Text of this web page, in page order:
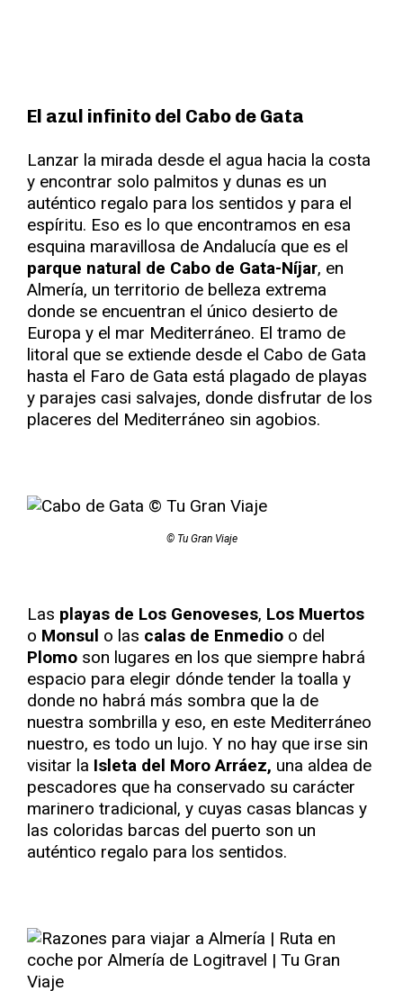
El azul infinito del Cabo de Gata
Lanzar la mirada desde el agua hacia la costa
y encontrar solo palmitos y dunas es un
auténtico regalo para los sentidos y para el
espíritu. Eso es lo que encontramos en esa
esquina maravillosa de Andalucía que es el
parque natural de Cabo de Gata-Níjar, en
Almería, un territorio de belleza extrema
donde se encuentran el único desierto de
Europa y el mar Mediterráneo. El tramo de
litoral que se extiende desde el Cabo de Gata
hasta el Faro de Gata está plagado de playas
y parajes casi salvajes, donde disfrutar de los
placeres del Mediterráneo sin agobios.
© Tu Gran Viaje
Las playas de Los Genoveses, Los Muertos
o Monsul o las calas de Enmedio o del
Plomo son lugares en los que siempre habrá
espacio para elegir dónde tender la toalla y
donde no habrá más sombra que la de
nuestra sombrilla y eso, en este Mediterráneo
nuestro, es todo un lujo. Y no hay que irse sin
visitar la Isleta del Moro Arráez, una aldea de
pescadores que ha conservado su carácter
marinero tradicional, y cuyas casas blancas y
las coloridas barcas del puerto son un
auténtico regalo para los sentidos.